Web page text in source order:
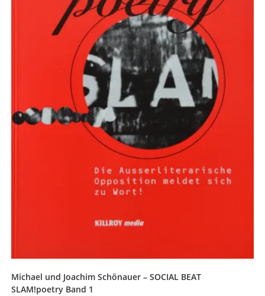
Michael und Joachim Schönauer – SOCIAL BEAT
SLAM!poetry Band 1